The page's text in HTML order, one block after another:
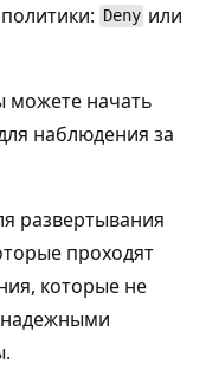
Deny или
можете начать
наблюдения за
развертывания
проходят
которые не